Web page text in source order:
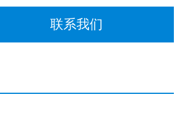
联系我们